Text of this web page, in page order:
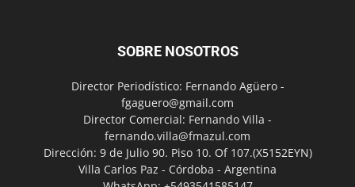
SOBRE NOSOTROS
Director Periodístico: Fernando Agüero -
fgaguero@gmail.com
Director Comercial: Fernando Villa -
fernando.villa@fmazul.com
Dirección: 9 de Julio 90. Piso 10. Of 107.(X5152EYN)
Villa Carlos Paz - Córdoba - Argentina